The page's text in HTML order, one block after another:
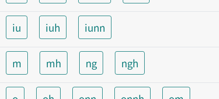
iu iuh iunn
m mh ng ngh